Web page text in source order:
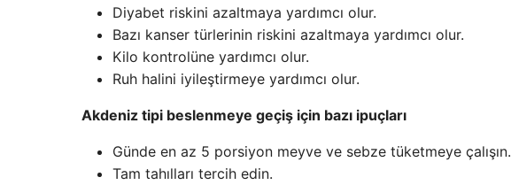
Diyabet riskini azaltmaya yardımcı olur.
Bazı kanser türlerinin riskini azaltmaya yardımcı olur.
Kilo kontrolüne yardımcı olur.
Ruh halini iyileştirmeye yardımcı olur.
Akdeniz tipi beslenmeye geçiş için bazı ipuçları
Günde en az 5 porsiyon meyve ve sebze tüketmeye çalışın.
Tam tahılları tercih edin.